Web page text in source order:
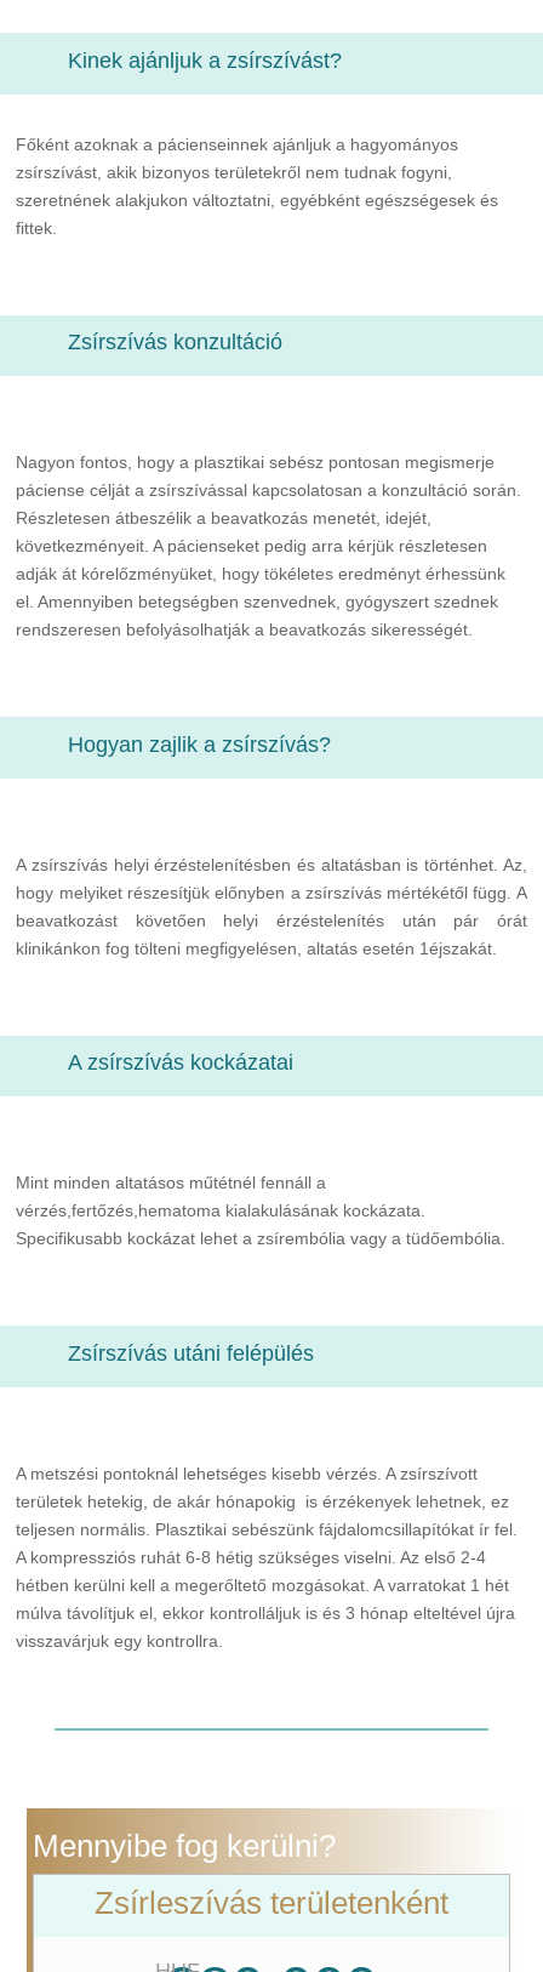
Kinek ajánljuk a zsírszívást?
Főként azoknak a pácienseinnek ajánljuk a hagyományos
zsírszívást, akik bizonyos területekről nem tudnak fogyni,
szeretnének alakjukon változtatni, egyébként egészségesek és
fittek.
Zsírszívás konzultáció
Nagyon fontos, hogy a plasztikai sebész pontosan megismerje
páciense célját a zsírszívással kapcsolatosan a konzultáció során.
Részletesen átbeszélik a beavatkozás menetét, idejét,
következményeit. A pácienseket pedig arra kérjük részletesen
adják át kórelőzményüket, hogy tökéletes eredményt érhessünk
el. Amennyiben betegségben szenvednek, gyógyszert szednek
rendszeresen befolyásolhatják a beavatkozás sikerességét.
Hogyan zajlik a zsírszívás?
A zsírszívás helyi érzéstelenítésben és altatásban is történhet. Az,
hogy melyiket részesítjük előnyben a zsírszívás mértékétől függ. A
beavatkozást követően helyi érzéstelenítés után pár órát
klinikánkon fog tölteni megfigyelésen, altatás esetén 1éjszakát.
A zsírszívás kockázatai
Mint minden altatásos műtétnél fennáll a
vérzés,fertőzés,hematoma kialakulásának kockázata.
Specifikusabb kockázat lehet a zsírembólia vagy a tüdőembólia.
Zsírszívás utáni felépülés
A metszési pontoknál lehetséges kisebb vérzés. A zsírszívott
területek hetekig, de akár hónapokig is érzékenyek lehetnek, ez
teljesen normális. Plasztikai sebészünk fájdalomcsillapítókat ír fel.
A kompressziós ruhát 6-8 hétig szükséges viselni. Az első 2-4
hétben kerülni kell a megerőltető mozgásokat. A varratokat 1 hét
múlva távolítjuk el, ekkor kontrolláljuk is és 3 hónap elteltével újra
visszavárjuk egy kontrollra.
Mennyibe fog kerülni?
Zsírleszívás területenként